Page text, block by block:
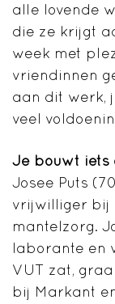
alle lovende
die ze krijgt
week met
vriendinnen
aan dit werk,
veel
Je bouwt iets
Josee Puts
vrijwilliger bij
mantelzorg.
laborante en
VUT zat,
bij Markant